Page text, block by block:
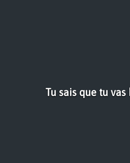
Tu sais que tu